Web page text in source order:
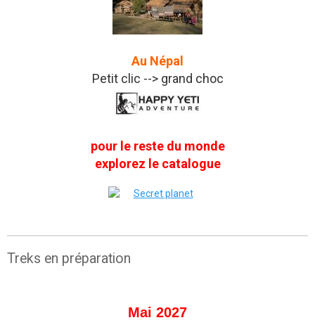
Au Népal
Petit clic --> grand choc
pour le reste du monde
explorez le catalogue
Treks en préparation
Mai 2027